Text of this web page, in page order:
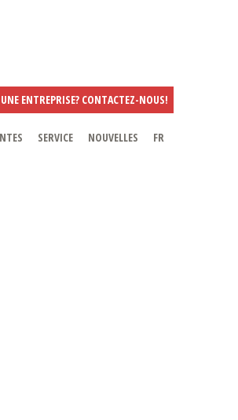
ENTREPRISE? CONTACTEZ-NOUS!
SERVICE NOUVELLES FR